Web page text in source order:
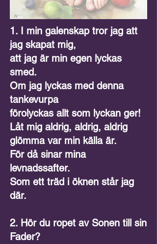
1. I min galenskap tror jag att
jag skapat mig,
att jag är min egen lyckas
smed.
Om jag lyckas med denna
tankevurpa
förolyckas allt som lyckan ger!
Låt mig aldrig, aldrig, aldrig
glömma var min källa är.
För då sinar mina
levnadssafter.
Som ett träd i öknen står jag
där.
2. Hör du ropet av Sonen till sin
Fader?